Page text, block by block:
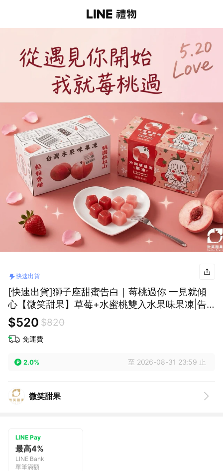
快速出貨
[快速出貨]獅子座甜蜜告白｜莓桃過你 一見就傾
心【微笑甜果】草莓+水蜜桃雙入水果味果凍|告
白禮盒｜精美禮物｜送女友｜送男友｜紀念日禮
物｜LINE禮物獨家
$520 $820
免運費
2.0% 至 2026-08-31 23:59 止
微笑甜果
LINE Pay
最高4%
LINE Bank
單筆滿額